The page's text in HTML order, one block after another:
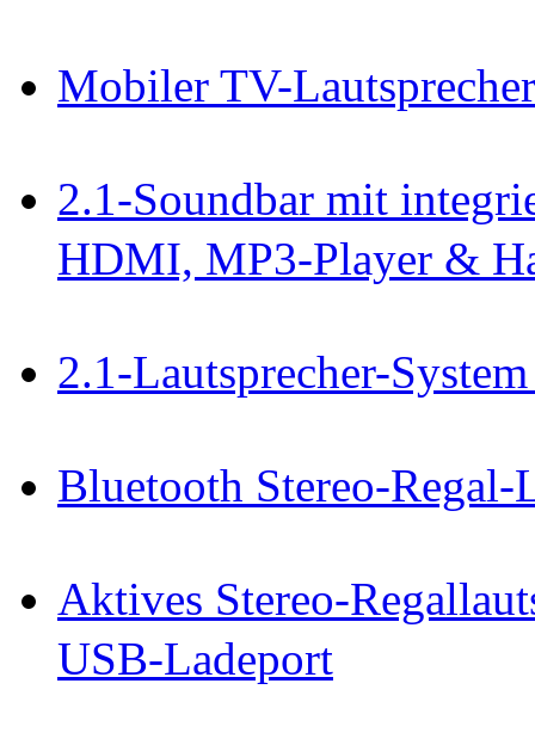
Mobiler TV-
2.1-Soundbar mit
HDMI, MP3-Player &
2.1-Lautsprecher-
Bluetooth Stereo-
Aktives Stereo-
USB-Ladeport